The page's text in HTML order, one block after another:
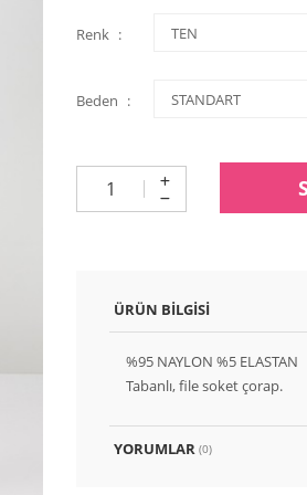
Renk
Beden
ÜRÜN BILGISI
%95 NAYLON %5 ELASTAN
Tabanlı, file soket çorap.
YORUMLAR (0)